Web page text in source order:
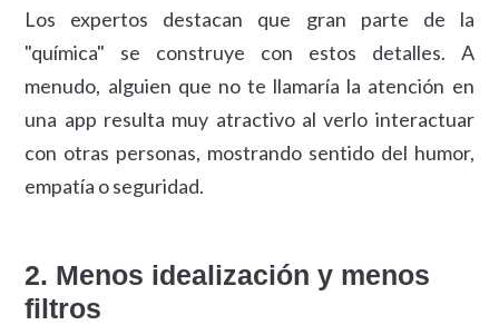
Los expertos destacan que gran parte de la
"química" se construye con estos detalles. A
menudo, alguien que no te llamaría la atención en
una app resulta muy atractivo al verlo interactuar
con otras personas, mostrando sentido del humor,
empatía o seguridad.
2. Menos idealización y menos
filtros